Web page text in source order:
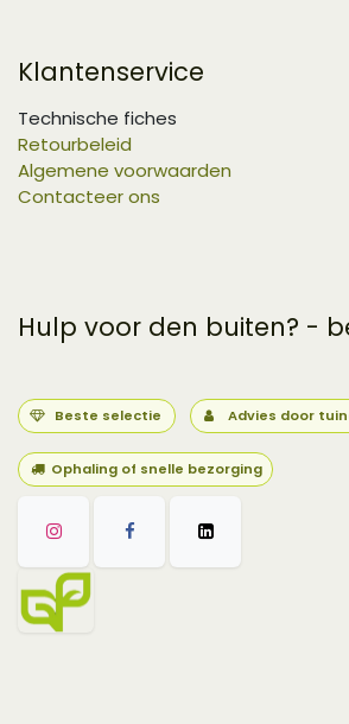
Klantenservice
Technische fiches
Retourbeleid
Algemene voorwaarden
Contacteer ons
Hulp voor den buiten? -
Beste selectie Advies door
Ophaling of snelle bezorging